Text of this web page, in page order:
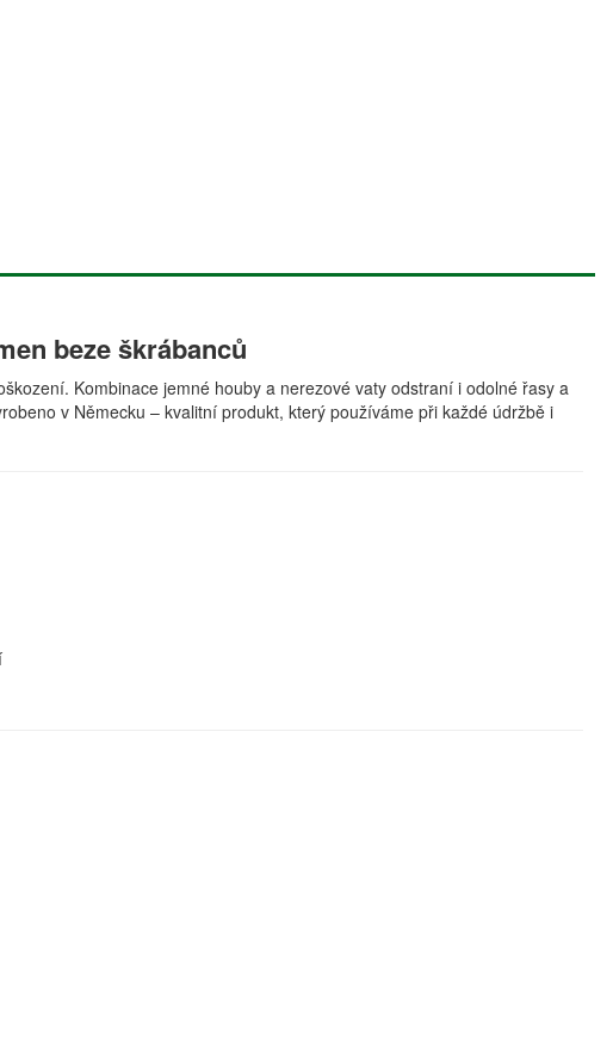
beze škrábanců
Kombinace jemné houby a nerezové vaty odstraní i odolné řasy a
v Německu – kvalitní produkt, který používáme při každé údržbě i